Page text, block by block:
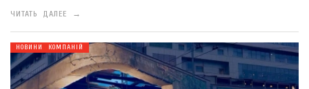
ЧИТАТЬ ДАЛЕЕ →
НОВИНИ КОМПАНІЙ